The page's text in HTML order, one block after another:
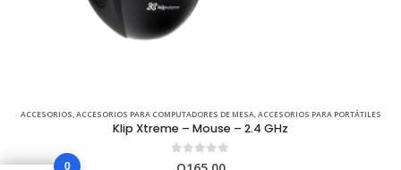
ACCESORIOS,ACCESORIOS PARA COMPUTADORES DE MESA,ACCESORIOS PARA PORTÁTILES
Klip Xtreme – Mouse – 2.4 GHz
0out of 5
0